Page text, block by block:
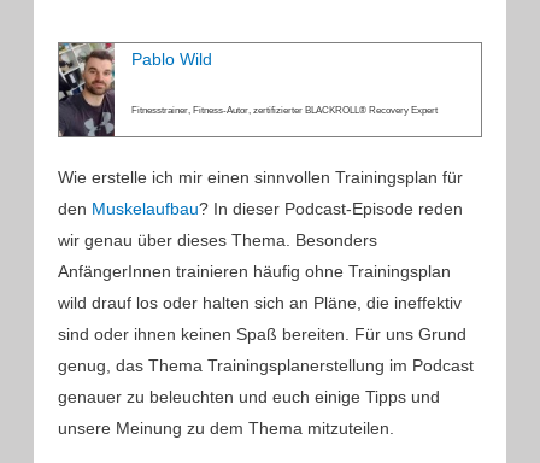
Pablo Wild
Fitnesstrainer, Fitness-Autor, zertifizierter BLACKROLL® Recovery Expert
Wie erstelle ich mir einen sinnvollen Trainingsplan für
den Muskelaufbau? In dieser Podcast-Episode reden
wir genau über dieses Thema. Besonders
AnfängerInnen trainieren häufig ohne Trainingsplan
wild drauf los oder halten sich an Pläne, die ineffektiv
sind oder ihnen keinen Spaß bereiten. Für uns Grund
genug, das Thema Trainingsplanerstellung im Podcast
genauer zu beleuchten und euch einige Tipps und
unsere Meinung zu dem Thema mitzuteilen.